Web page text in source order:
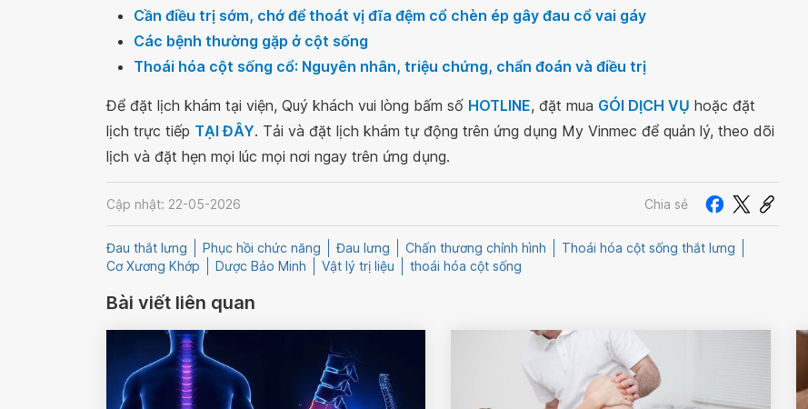
Cần điều trị sớm, chớ để thoát vị đĩa đệm cổ chèn ép gây đau cổ vai gáy
Các bệnh thường gặp ở cột sống
Thoái hóa cột sống cổ: Nguyên nhân, triệu chứng, chẩn đoán và điều trị
Để đặt lịch khám tại viện, Quý khách vui lòng bấm số HOTLINE, đặt mua GÓI DỊCH VỤ hoặc đặt
lịch trực tiếp TẠI ĐÂY. Tải và đặt lịch khám tự động trên ứng dụng My Vinmec để quản lý, theo dõi
lịch và đặt hẹn mọi lúc mọi nơi ngay trên ứng dụng.
Cập nhật: 22-05-2026 Chia sẻ
Đau thắt lưng Phục hồi chức năng Đau lưng Chấn thương chỉnh hình
Thoái hóa cột sống thắt lưng
Cơ Xương Khớp
Dược Bảo Minh Vật lý trị liệu thoái hóa cột sống
Bài viết liên quan